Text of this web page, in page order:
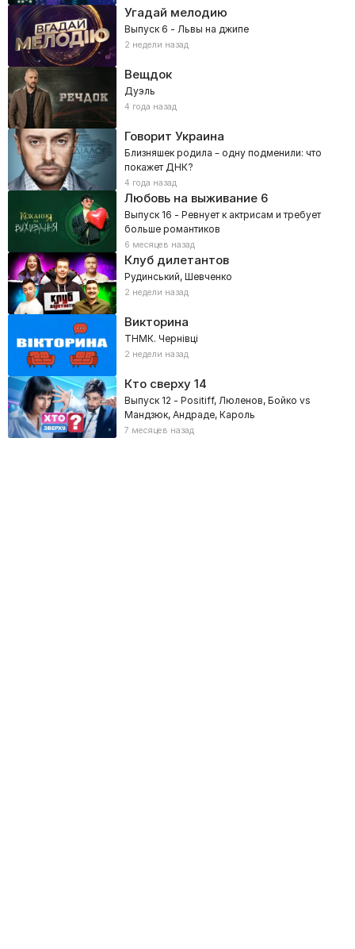
Угадай мелодию
Выпуск 6 - Львы на джипе
2 недели назад
Вещдок
Дуэль
4 года назад
Говорит Украина
Близняшек родила – одну подменили: что
покажет ДНК?
4 года назад
Любовь на выживание6
Выпуск 16 - Ревнует к актрисам и требует
больше романтиков
6 месяцев назад
Клуб дилетантов
Рудинський, Шевченко
2 недели назад
Викторина
ТНМК. Чернівці
2 недели назад
Кто сверху14
Выпуск 12 - Positiff, Люленов, Бойко vs
Мандзюк, Андраде, Кароль
7 месяцев назад